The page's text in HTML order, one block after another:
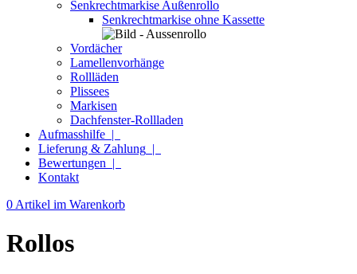
Senkrechtmarkise Außenrollo
Senkrechtmarkise ohne Kassette
Vordächer
Lamellenvorhänge
Rollläden
Plissees
Markisen
Dachfenster-Rollladen
Aufmasshilfe |
Lieferung & Zahlung |
Bewertungen |
Kontakt
0 Artikel im Warenkorb
Rollos